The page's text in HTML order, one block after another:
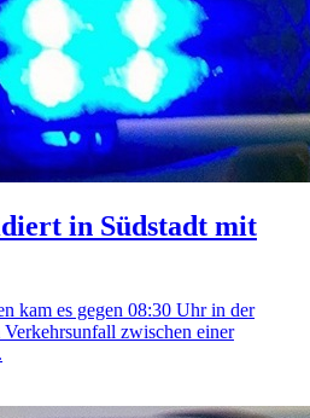
in Südstadt mit
kam es gegen 08:30 Uhr in der
zwischen einer